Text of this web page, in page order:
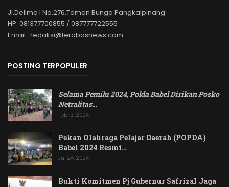
Jl.Delima I No.276.Taman Bunga Pangkalpinang.
HP. 081377700855 / 087777722555
Email : redaksi@terabasnews.com
POSTING TERPOPULER
Selama Pemilu 2024, Polda Babel Dirikan Posko
Netralitas…
Feb 13, 2024
Pekan Olahraga Pelajar Daerah (POPDA)
Babel 2024 Resmi…
Jul 24, 2024
Bukti Komitmen Pj Gubernur Safrizal Jaga